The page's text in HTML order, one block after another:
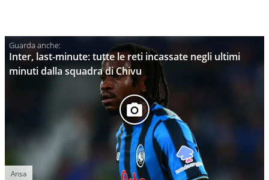
Inter, last-minute: tutte le reti incassate negli ultimi
minuti dalla squadra di Chivu
Ansa